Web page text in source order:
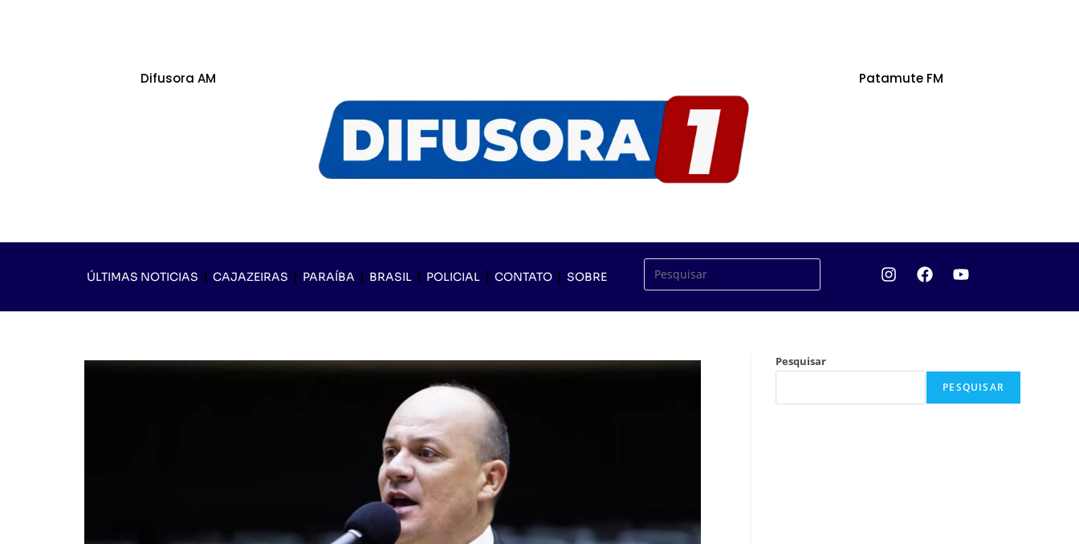
Difusora AM Patamute FM
ÚLTIMAS NOTICIAS CAJAZEIRAS PARAÍBA BRASIL POLICIAL CONTATO SOBRE
Pesquisar
PESQUISAR